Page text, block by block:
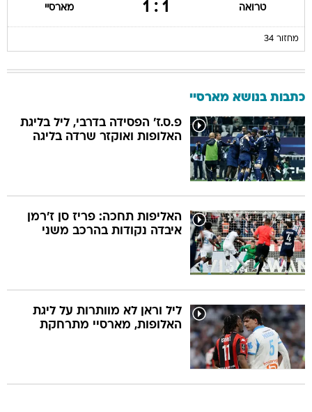
טרואה 1 : 1 מארסיי
מחזור 34
כתבות בנושא מארסיי
פ.ס.ז' הפסידה בדרבי, ליל בליגת
האלופות ואוקזר שרדה בליגה
האליפות תחכה: פריז סן ז'רמן
איבדה נקודות בהרכב משני
ליל וראן לא מוותרות על ליגת
האלופות, מארסיי מתרחקת